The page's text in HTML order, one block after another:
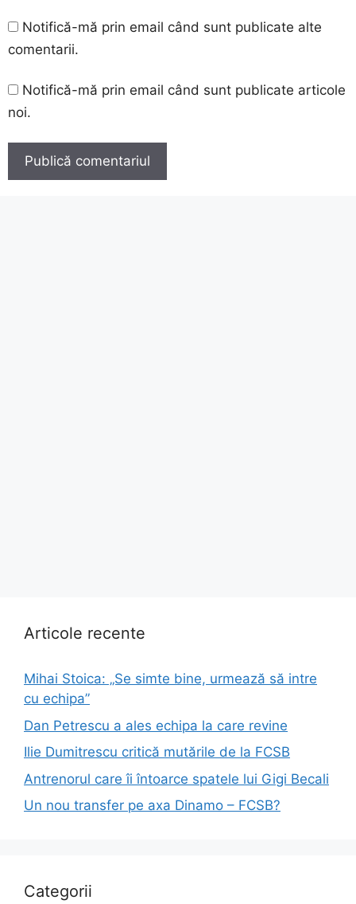
Notifică-mă prin email când sunt publicate alte
comentarii.
Notifică-mă prin email când sunt publicate articole
noi.
Articole recente
Mihai Stoica: „Se simte bine, urmează să intre
cu echipa”
Dan Petrescu a ales echipa la care revine
Ilie Dumitrescu critică mutările de la FCSB
Antrenorul care îi întoarce spatele lui Gigi Becali
Un nou transfer pe axa Dinamo – FCSB?
Categorii